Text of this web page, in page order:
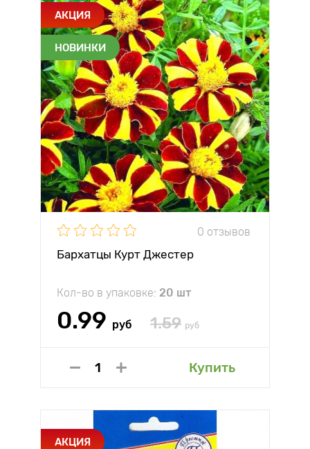
АКЦИЯ
НОВИНКИ
0 отзывов
Бархатцы Курт Джестер
Кол-во в упаковке: 20 шт
0.99 руб 1.59 руб
Купить
АКЦИЯ